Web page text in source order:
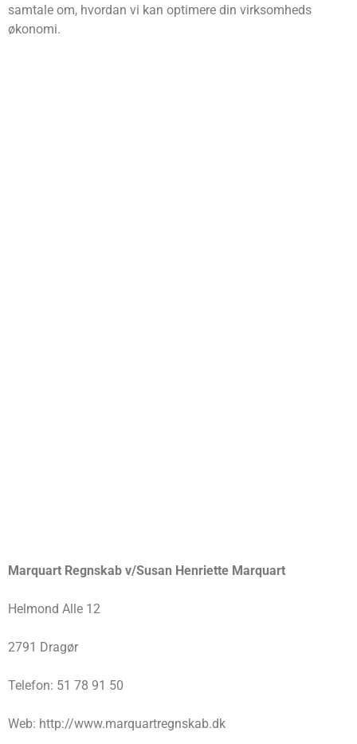
samtale om, hvordan vi kan optimere din virksomheds
økonomi.
Marquart Regnskab v/Susan Henriette Marquart
Helmond Alle 12
2791 Dragør
Telefon: 51 78 91 50
Web: http://www.marquartregnskab.dk